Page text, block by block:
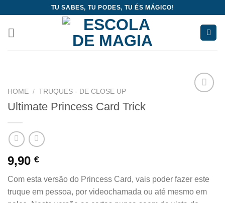
content
TU SABES, TU PODES, TU ÉS MÁGICO!
HOME / TRUQUES - DE CLOSE UP
Ultimate Princess Card Trick
9,90 €
Com esta versão do Princess Card, vais poder fazer este
truque em pessoa, por videochamada ou até mesmo em